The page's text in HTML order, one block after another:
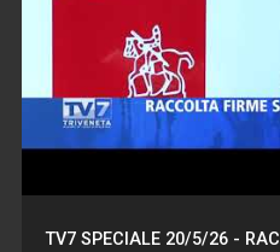
TV7 SPECIALE 20/5/26 -